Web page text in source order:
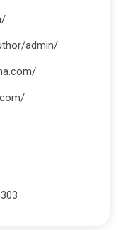
admin/